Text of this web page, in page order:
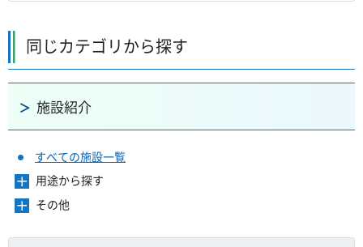
同じカテゴリから探す
施設紹介
すべての施設一覧
メ
ニ
ュ
用途から探す
メ
ュ
その他